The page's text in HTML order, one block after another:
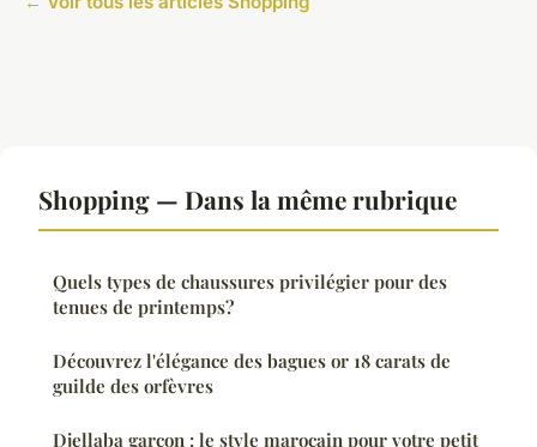
Shopping — Dans la même rubrique
Quels types de chaussures privilégier pour des
tenues de printemps?
Découvrez l'élégance des bagues or 18 carats de
guilde des orfèvres
Djellaba garçon : le style marocain pour votre petit